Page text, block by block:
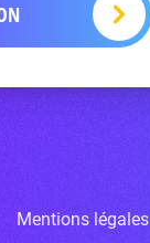
Mentions légales